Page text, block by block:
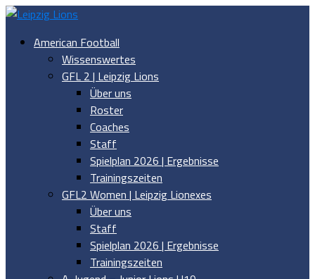
American Football
Wissenswertes
GFL 2 | Leipzig Lions
Über uns
Roster
Coaches
Staff
Spielplan 2026 | Ergebnisse
Trainingszeiten
GFL2 Women | Leipzig Lionexes
Über uns
Staff
Spielplan 2026 | Ergebnisse
Trainingszeiten